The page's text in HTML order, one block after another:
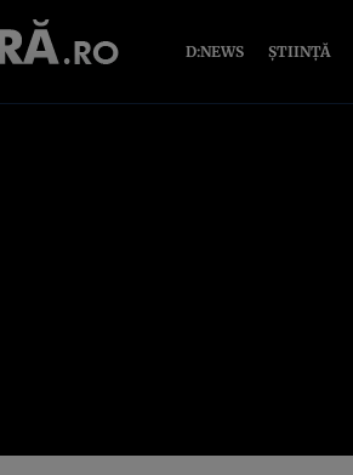
D:NEWS ȘTIINȚĂ